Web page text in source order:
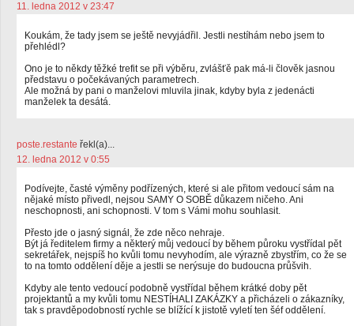
11. ledna 2012 v 23:47
Koukám, že tady jsem se ještě nevyjádřil. Jestli nestíhám nebo jsem to
přehlédl?
Ono je to někdy těžké trefit se při výběru, zvlášťě pak má-li člověk jasnou
představu o počekávaných parametrech.
Ale možná by pani o manželovi mluvila jinak, kdyby byla z jedenácti
manželek ta desátá.
poste.restante řekl(a)...
12. ledna 2012 v 0:55
Podívejte, časté výměny podřízených, které si ale přitom vedoucí sám na
nějaké místo přivedl, nejsou SAMY O SOBĚ důkazem ničeho. Ani
neschopnosti, ani schopnosti. V tom s Vámi mohu souhlasit.
Přesto jde o jasný signál, že zde něco nehraje.
Být já ředitelem firmy a některý můj vedoucí by během půroku vystřídal pět
sekretářek, nejspíš ho kvůli tomu nevyhodím, ale výrazně zbystřím, co že se
to na tomto oddělení děje a jestli se nerýsuje do budoucna průšvih.
Kdyby ale tento vedoucí podobně vystřídal během krátké doby pět
projektantů a my kvůli tomu NESTÍHALI ZAKÁZKY a přicházeli o zákazníky,
tak s pravděpodobností rychle se blížící k jistotě vyletí ten šéf oddělení.